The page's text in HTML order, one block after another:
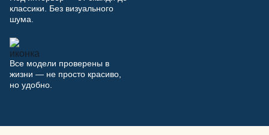
классики. Без визуального
шума.
Все модели проверены в
жизни — не просто красиво,
но удобно.